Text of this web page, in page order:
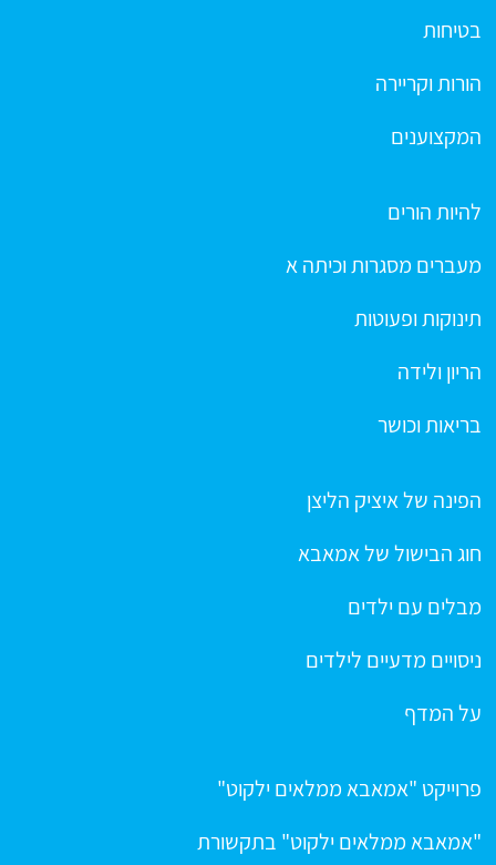
בטיחות
הורות וקריירה
המקצוענים
להיות הורים
מעברים מסגרות וכיתה א
תינוקות ופעוטות
הריון ולידה
בריאות וכושר
הפינה של איציק הליצן
חוג הבישול של אמאבא
מבלים עם ילדים
ניסויים מדעיים לילדים
על המדף
פרוייקט "אמאבא ממלאים ילקוט"
"אמאבא ממלאים ילקוט" בתקשורת